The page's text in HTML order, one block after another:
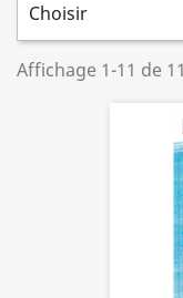
Choisir
Affichage 1-11 de